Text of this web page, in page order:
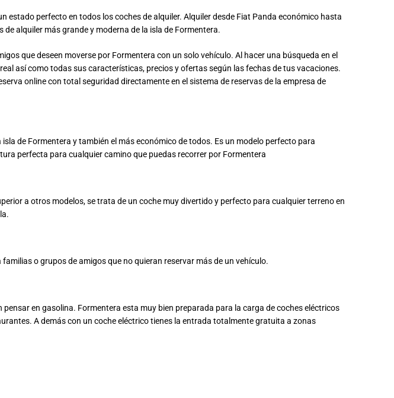
perfecto en todos los coches de alquiler. Alquiler desde Fiat Panda económico hasta
alquiler más grande y moderna de la isla de Formentera.
que deseen moverse por Formentera con un solo vehículo. Al hacer una búsqueda en el
así como todas sus características, precios y ofertas según las fechas de tus vacaciones.
online con total seguridad directamente en el sistema de reservas de la empresa de
de Formentera y también el más económico de todos. Es un modelo perfecto para
perfecta para cualquier camino que puedas recorrer por Formentera
a otros modelos, se trata de un coche muy divertido y perfecto para cualquier terreno en
o grupos de amigos que no quieran reservar más de un vehículo.
en gasolina. Formentera esta muy bien preparada para la carga de coches eléctricos
A demás con un coche eléctrico tienes la entrada totalmente gratuita a zonas